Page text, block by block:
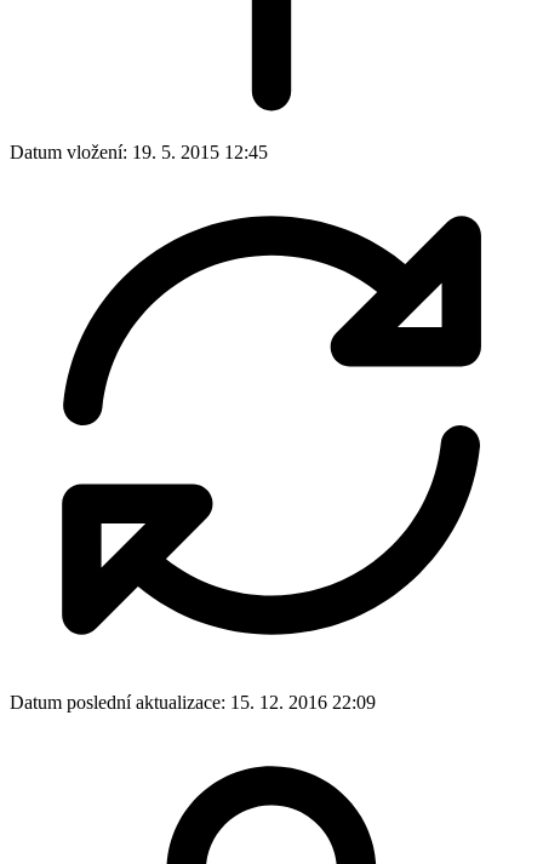
Datum vložení: 19. 5. 2015 12:45
Datum poslední aktualizace: 15. 12. 2016 22:09